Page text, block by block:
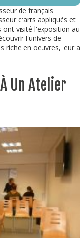
de français
d'arts appliqués et
ont visité l'exposition au
l'univers de
riche en oeuvres, leur a
Un Atelier